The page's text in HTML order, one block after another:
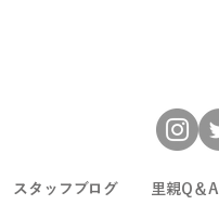
スタッフブログ 里親Q＆A